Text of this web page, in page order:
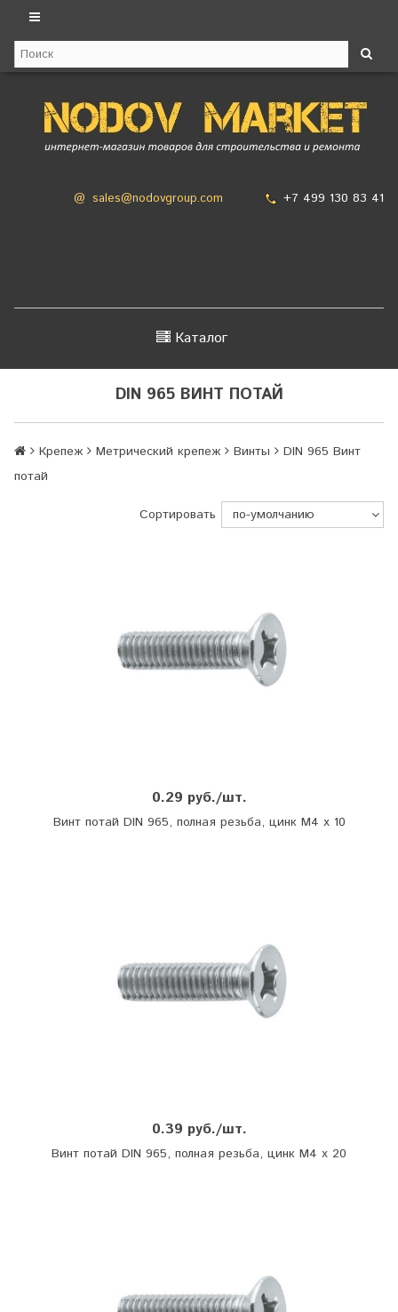
@ sales@nodovgroup.com +7 499 130 83 41
Каталог
DIN 965 ВИНТ ПОТАЙ
Крепеж Метрический крепеж Винты
DIN 965 Винт
потай
Сортировать
0.29 руб./шт.
Винт потай DIN 965, полная резьба, цинк М4 х 10
0.39 руб./шт.
Винт потай DIN 965, полная резьба, цинк М4 х 20